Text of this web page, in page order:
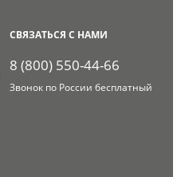
СВЯЗАТЬСЯ С НАМИ
8 (800) 550-44-66
Звонок по России бесплатный